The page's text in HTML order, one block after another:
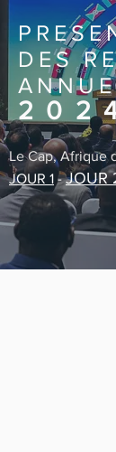
DES
Le Cap, Afrique
JOUR 1 -JOUR